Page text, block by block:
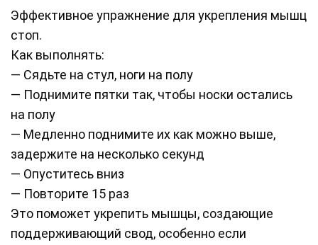
Эффективное упражнение для укрепления мышц
стоп.
Как выполнять:
— Сядьте на стул, ноги на полу
— Поднимите пятки так, чтобы носки остались
на полу
— Медленно поднимите их как можно выше,
задержите на несколько секунд
— Опуститесь вниз
— Повторите 15 раз
Это поможет укрепить мышцы, создающие
поддерживающий свод, особенно если